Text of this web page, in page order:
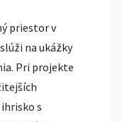
priestor v
na ukážky
Pri projekte
s